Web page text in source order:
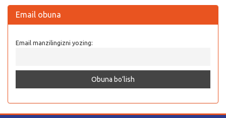
Email obuna
Email manzilingizni yozing: